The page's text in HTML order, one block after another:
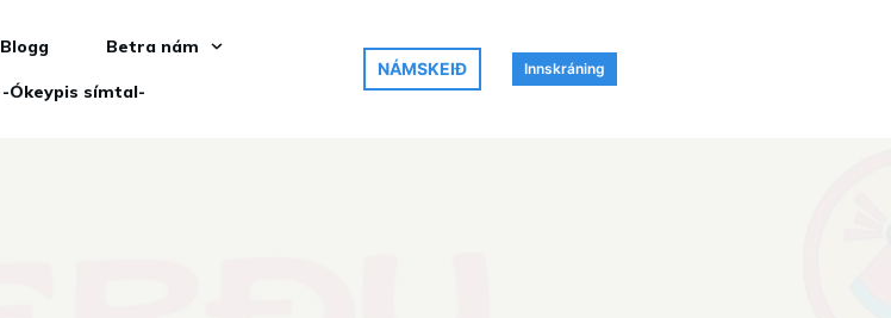
Blogg Betra nám
-Ókeypis símtal-
NÁMSKEIÐ Innskráning